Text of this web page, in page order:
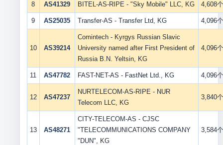
8 AS41329 BITEL-AS-RIPE - "Sky Mobile" LLC, KG 4,608
9 AS25035 Transfer-AS - Transfer Ltd, KG 4,096
10 AS39214
Comintech - Kyrgys Russian Slavic
University named after First President of
Russia B.N. Yeltsin, KG
4,096
11 AS47782 FAST-NET-AS - FastNet Ltd., KG 4,096
12 AS47237
NURTELECOM-AS-RIPE - NUR
Telecom LLC, KG
3,840
13 AS48271
CITY-TELECOM-AS - CJSC
"TELECOMMUNICATIONS COMPANY
"DUN", KG
3,584